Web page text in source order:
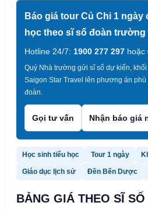
Báo giá tour Củ Chi 1 ngày
học theo sĩ số đoàn trường
Hotline 24/7: 1900 277 297 hoặc
Quý Nhà trường gửi sĩ số dự kiến,
Saigon Star Travel lên phương án
đoàn.
Gọi tư vấn Nhận báo giá
Học sinh tiểu học Tour 1 ngày
Giáo dục lịch sử Đền Bến Dược
BẢNG GIÁ THEO SĨ SỐ